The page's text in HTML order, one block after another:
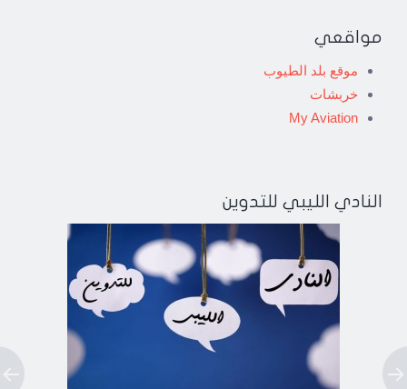
مواقعي
موقع بلد الطيوب
خربشات
My Aviation
النادي الليبي للتدوين